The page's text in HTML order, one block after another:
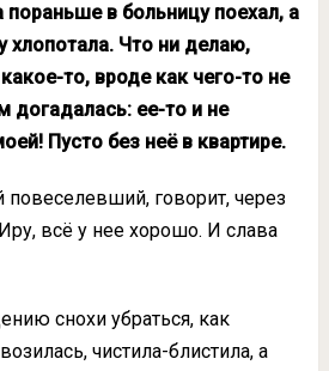
пораньше в больницу поехал, а
хлопотала. Что ни делаю,
то, вроде как чего-то не
догадалась: ее-то и не
Пусто без неё в квартире.
говорит, через
всё у нее хорошо. И слава
снохи убраться, как
чистила-блистила, а